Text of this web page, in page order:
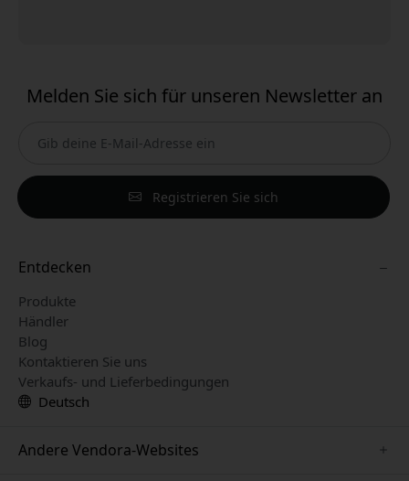
Melden Sie sich für unseren Newsletter an
Registrieren Sie sich
Entdecken
Produkte
Händler
Blog
Kontaktieren Sie uns
Verkaufs- und Lieferbedingungen
Deutsch
Andere Vendora-Websites